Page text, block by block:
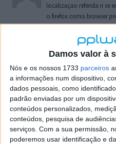
Damos valor à
Nós e os nossos 1733 parceiros
a informações num dispositivo,
dados pessoais, como
padrão enviadas por um
conteúdos personalizados,
conteúdos, pesquisa de
serviços. Com a sua permissão,
poderemos usar identificação e
localizaçao referida n se
o firefox como browser
de control tudo e nada.
tentei apagar o explorer
firefox mas em vao. Kaso
agradecido, caso
Responder
Vítor M.
7 de
@Reporter
Desculpa mas o link
o MSn Messenger 8.
Responder